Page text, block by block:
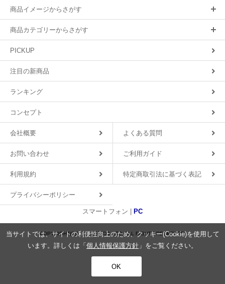
商品イメージからさがす
商品カテゴリーからさがす
PICKUP
注目の新商品
ランキング
コンセプト
会社概要 よくある質問
お問い合わせ ご利用ガイド
利用規約 特定商取引法に基づく表記
プライバシーポリシー
スマートフォン | PC
COPYRIGHT(C)2018 MDS CO.,LTD. ALL RIGHTS RESERVED.
当サイトでは、サイトの利便性向上のため、クッキー(Cookie)を使用して
います。詳しくは「 個人情報保護方針 」をご覧ください。
OK